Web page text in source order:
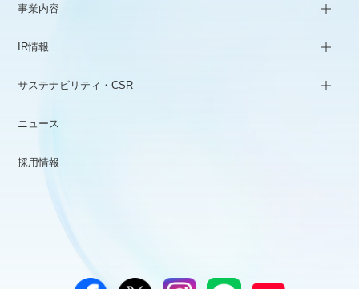
事業内容
IR情報
サステナビリティ・CSR
ニュース
採用情報